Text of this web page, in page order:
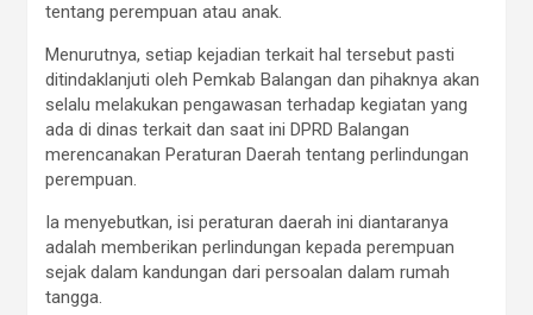
tentang perempuan atau anak.
Menurutnya, setiap kejadian terkait hal tersebut pasti
ditindaklanjuti oleh Pemkab Balangan dan pihaknya akan
selalu melakukan pengawasan terhadap kegiatan yang
ada di dinas terkait dan saat ini DPRD Balangan
merencanakan Peraturan Daerah tentang perlindungan
perempuan.
Ia menyebutkan, isi peraturan daerah ini diantaranya
adalah memberikan perlindungan kepada perempuan
sejak dalam kandungan dari persoalan dalam rumah
tangga.